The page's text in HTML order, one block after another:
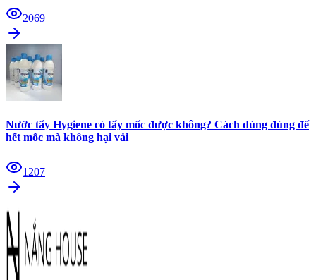
2069
Nước tẩy Hygiene có tẩy mốc được không? Cách dùng đúng để
hết mốc mà không hại vải
1207